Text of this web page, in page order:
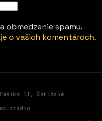
obmedzenie spamu.
o vašich komentároch.
11, Šarišské